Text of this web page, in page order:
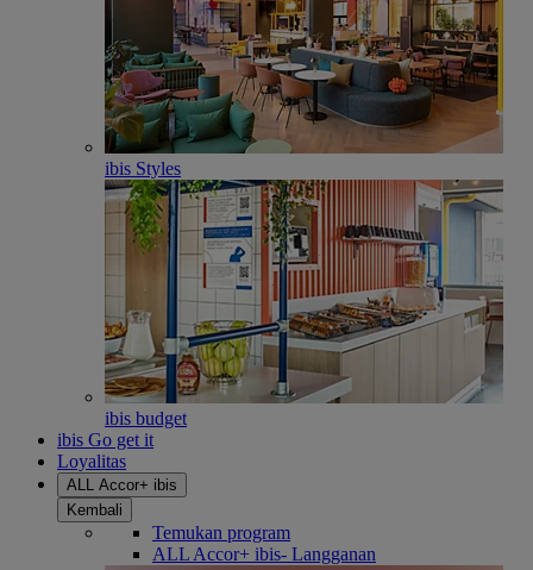
ibis Styles
ibis budget
ibis Go get it
Loyalitas
ALL Accor+ ibis
Kembali
Temukan program
ALL Accor+ ibis- Langganan